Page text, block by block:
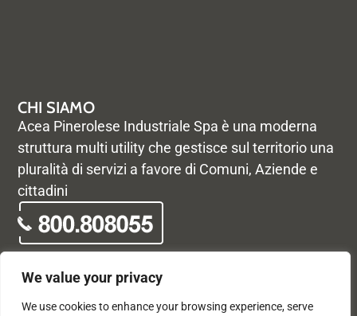
We value your privacy
We use cookies to enhance your browsing experience, serve
CHI SIAMO
Acea Pinerolese Industriale Spa è una moderna
struttura multi utility che gestisce sul territorio una
pluralità di servizi a favore di Comuni, Aziende e
cittadini